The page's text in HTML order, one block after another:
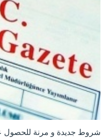
شروط جديدة و مرنة للحصول